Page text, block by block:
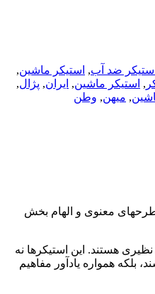
استیکر ضد آب, استیکر ماشین,
, استیکر ماشین, ایران, پژال,
, میهن, وطن
طرحهای معنوی و الهام بخش
هستند. این استیکرها نه
بلکه همواره یادآور مفاهیم